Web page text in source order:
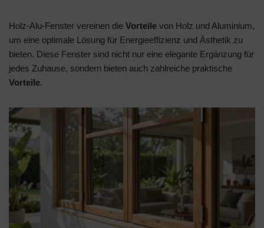
Holz-Alu-Fenster vereinen die Vorteile von Holz und Aluminium,
um eine optimale Lösung für Energieeffizienz und Ästhetik zu
bieten. Diese Fenster sind nicht nur eine elegante Ergänzung für
jedes Zuhause, sondern bieten auch zahlreiche praktische
Vorteile.